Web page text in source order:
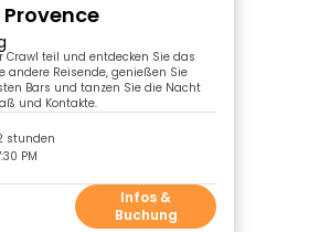
Crawl teil und entdecken Sie das
andere Reisende, genießen Sie
Bars und tanzen Sie die Nacht
und Kontakte.
stunden
PM
Infos &
Buchung